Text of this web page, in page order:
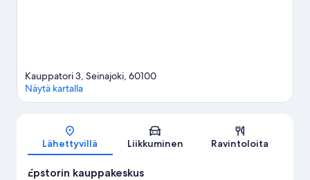
Kartta
Kauppatori 3, Seinajoki, 60100
Näytä kartalla
Lähettyvillä Liikkuminen Ravintoloita
Epstorin kauppakeskus